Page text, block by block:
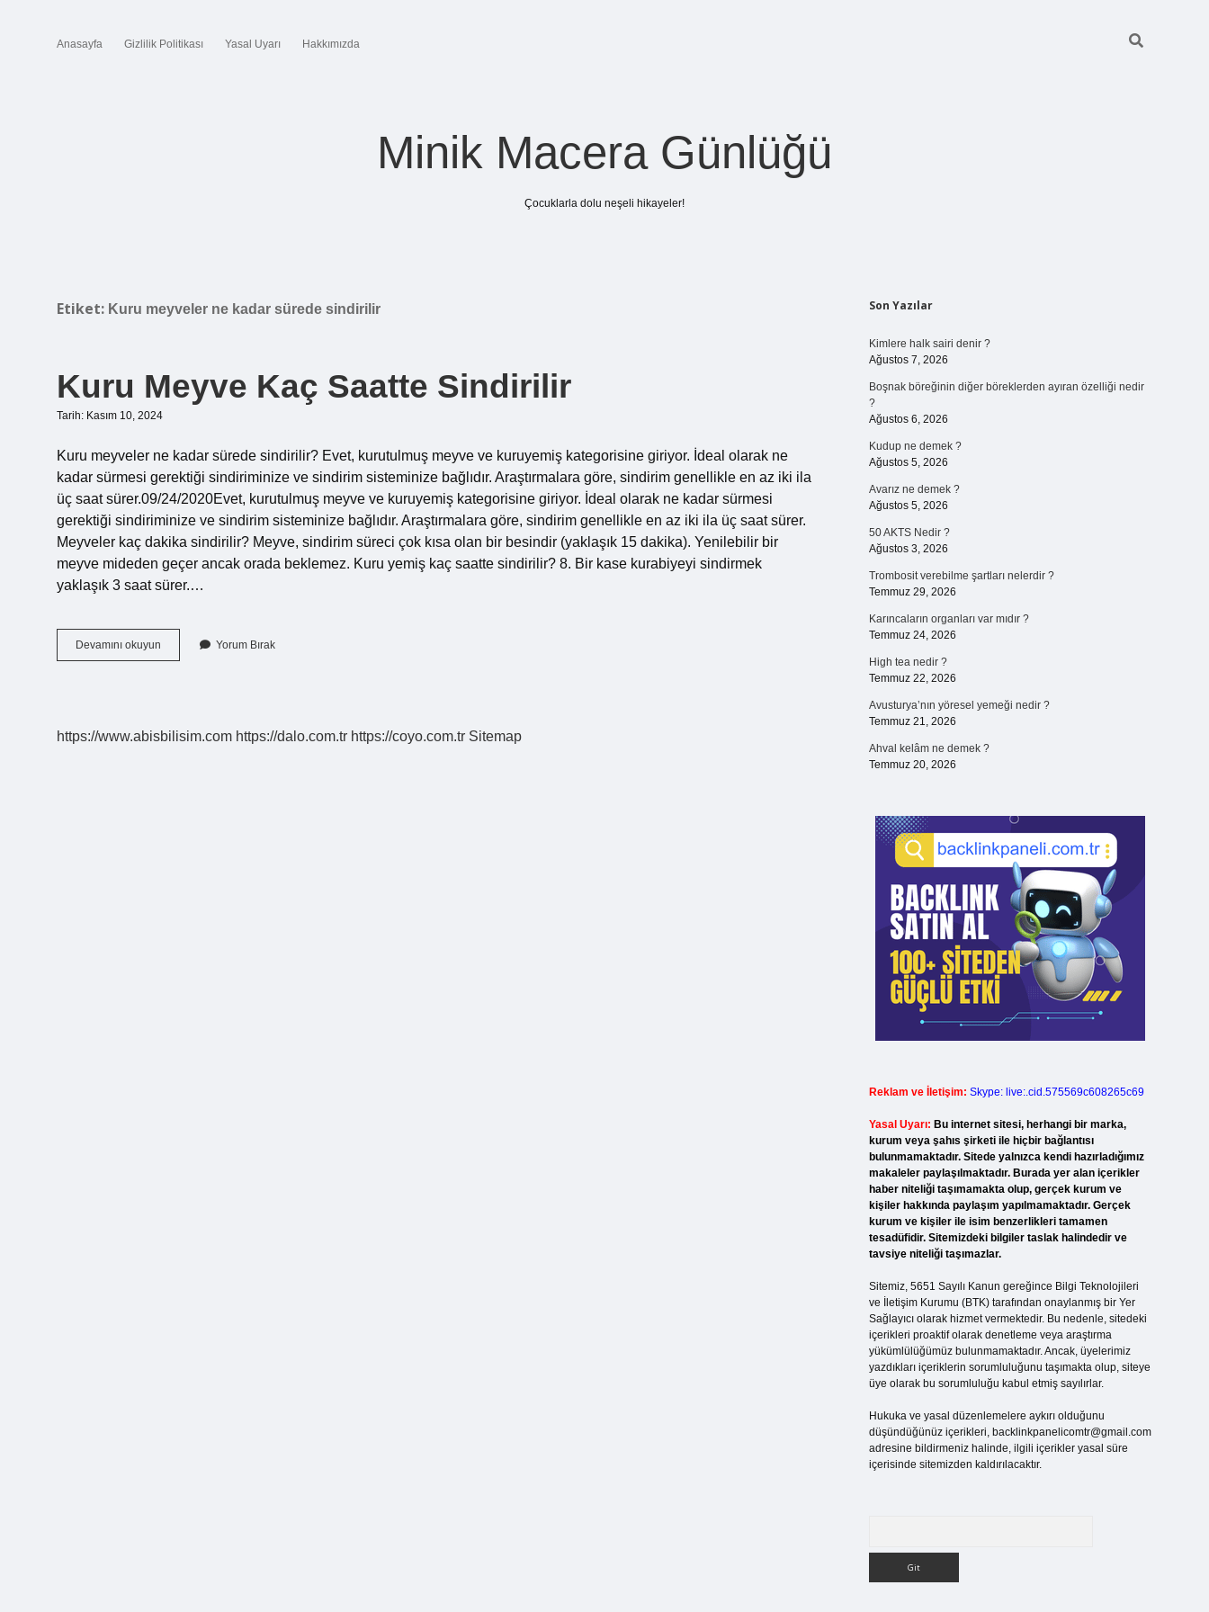
Anasayfa Gizlilik Politikası Yasal Uyarı Hakkımızda
Minik Macera Günlüğü
Çocuklarla dolu neşeli hikayeler!
Etiket: Kuru meyveler ne kadar sürede sindirilir
Kuru Meyve Kaç Saatte Sindirilir
Tarih: Kasım 10, 2024
Kuru meyveler ne kadar sürede sindirilir? Evet, kurutulmuş meyve ve kuruyemiş kategorisine giriyor. İdeal olarak ne
kadar sürmesi gerektiği sindiriminize ve sindirim sisteminize bağlıdır. Araştırmalara göre, sindirim genellikle en az iki ila
üç saat sürer.09/24/2020Evet, kurutulmuş meyve ve kuruyemiş kategorisine giriyor. İdeal olarak ne kadar sürmesi
gerektiği sindiriminize ve sindirim sisteminize bağlıdır. Araştırmalara göre, sindirim genellikle en az iki ila üç saat sürer.
Meyveler kaç dakika sindirilir? Meyve, sindirim süreci çok kısa olan bir besindir (yaklaşık 15 dakika). Yenilebilir bir
meyve mideden geçer ancak orada beklemez. Kuru yemiş kaç saatte sindirilir? 8. Bir kase kurabiyeyi sindirmek
yaklaşık 3 saat sürer.…
Devamını okuyun
Meyve
Yorum Bırak
https://www.abisbilisim.com https://dalo.com.tr https://coyo.com.tr Sitemap
Sidebar
Son Yazılar
Kimlere halk sairi denir ?
Ağustos 7, 2026
Boşnak böreğinin diğer böreklerden ayıran özelliği nedir
?
Ağustos 6, 2026
Kudup ne demek ?
Ağustos 5, 2026
Avarız ne demek ?
Ağustos 5, 2026
50 AKTS Nedir ?
Ağustos 3, 2026
Trombosit verebilme şartları nelerdir ?
Temmuz 29, 2026
Karıncaların organları var mıdır ?
Temmuz 24, 2026
High tea nedir ?
Temmuz 22, 2026
Avusturya’nın yöresel yemeği nedir ?
Temmuz 21, 2026
Ahval kelâm ne demek ?
Temmuz 20, 2026
Reklam ve İletişim: Skype: live:.cid.575569c608265c69
Yasal Uyarı: Bu internet sitesi, herhangi bir marka,
kurum veya şahıs şirketi ile hiçbir bağlantısı
bulunmamaktadır. Sitede yalnızca kendi hazırladığımız
makaleler paylaşılmaktadır. Burada yer alan içerikler
haber niteliği taşımamakta olup, gerçek kurum ve
kişiler hakkında paylaşım yapılmamaktadır. Gerçek
kurum ve kişiler ile isim benzerlikleri tamamen
tesadüfidir. Sitemizdeki bilgiler taslak halindedir ve
tavsiye niteliği taşımazlar.
Sitemiz, 5651 Sayılı Kanun gereğince Bilgi Teknolojileri
ve İletişim Kurumu (BTK) tarafından onaylanmış bir Yer
Sağlayıcı olarak hizmet vermektedir. Bu nedenle, sitedeki
içerikleri proaktif olarak denetleme veya araştırma
yükümlülüğümüz bulunmamaktadır. Ancak, üyelerimiz
yazdıkları içeriklerin sorumluluğunu taşımakta olup, siteye
üye olarak bu sorumluluğu kabul etmiş sayılırlar.
Hukuka ve yasal düzenlemelere aykırı olduğunu
düşündüğünüz içerikleri, backlinkpanelicomtr@gmail.com
adresine bildirmeniz halinde, ilgili içerikler yasal süre
içerisinde sitemizden kaldırılacaktır.